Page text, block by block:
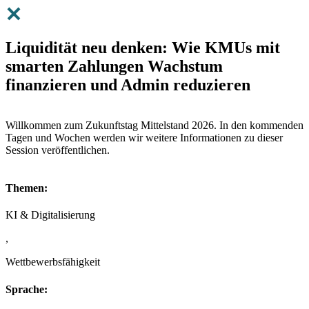
Liquidität neu denken: Wie KMUs mit
smarten Zahlungen Wachstum
finanzieren und Admin reduzieren
Willkommen zum Zukunftstag Mittelstand 2026. In den kommenden
Tagen und Wochen werden wir weitere Informationen zu dieser
Session veröffentlichen.
Themen:
KI & Digitalisierung
,
Wettbewerbsfähigkeit
Sprache: